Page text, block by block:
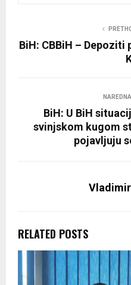
BiH: CBBiH –
BiH: U BiH
svinjskom kugom
pojavljuju
RELATED POSTS